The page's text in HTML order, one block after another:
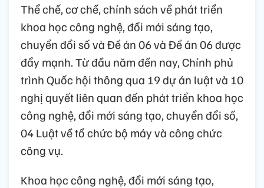
Thể chế, cơ chế, chính sách về phát triển
khoa học công nghệ, đổi mới sáng tạo,
chuyển đổi số và Đề án 06 và Đề án 06 được
đẩy mạnh. Từ đầu năm đến nay, Chính phủ
trình Quốc hội thông qua 19 dự án luật và 10
nghị quyết liên quan đến phát triển khoa học
công nghệ, đổi mới sáng tạo, chuyển đổi số,
04 Luật về tổ chức bộ máy và công chức
công vụ.
Khoa học công nghệ, đổi mới sáng tạo,